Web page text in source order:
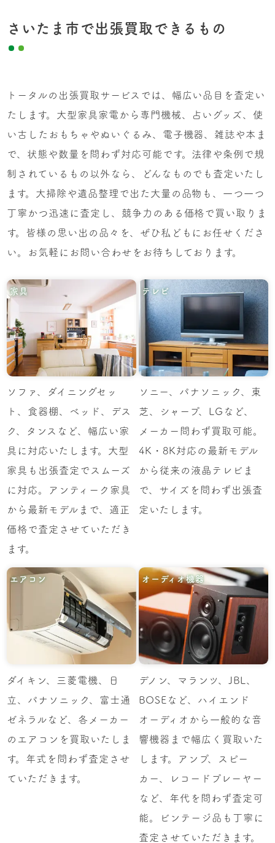
さいたま市で出張買取できるもの
トータルの出張買取サービスでは、幅広い品目を査定い
たします。大型家具家電から専門機械、占いグッズ、使
い古したおもちゃやぬいぐるみ、電子機器、雑誌や本ま
で、状態や数量を問わず対応可能です。法律や条例で規
制されているもの以外なら、どんなものでも査定いたし
ます。大掃除や遺品整理で出た大量の品物も、一つ一つ
丁寧かつ迅速に査定し、競争力のある価格で買い取りま
す。皆様の思い出の品々を、ぜひ私どもにお任せくださ
い。お気軽にお問い合わせをお待ちしております。
家具
ソファ、ダイニングセッ
ト、食器棚、ベッド、デス
ク、タンスなど、幅広い家
具に対応いたします。大型
家具も出張査定でスムーズ
に対応。アンティーク家具
から最新モデルまで、適正
価格で査定させていただき
ます。
テレビ
ソニー、パナソニック、東
芝、シャープ、LGなど、
メーカー問わず買取可能。
4K・8K対応の最新モデル
から従来の液晶テレビま
で、サイズを問わず出張査
定いたします。
エアコン
ダイキン、三菱電機、日
立、パナソニック、富士通
ゼネラルなど、各メーカー
のエアコンを買取いたしま
す。年式を問わず査定させ
ていただきます。
オーディオ機器
デノン、マランツ、JBL、
BOSEなど、ハイエンド
オーディオから一般的な音
響機器まで幅広く買取いた
します。アンプ、スピー
カー、レコードプレーヤー
など、年代を問わず査定可
能。ビンテージ品も丁寧に
査定させていただきます。